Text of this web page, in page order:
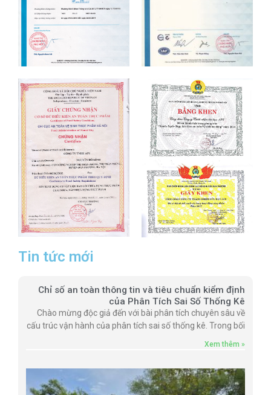
Tin tức mới
Chỉ số an toàn thông tin và tiêu chuẩn kiểm định
của Phân Tích Sai Số Thống Kê
Chào mừng độc giả đến với bài phân tích chuyên sâu về
cấu trúc vận hành của phân tích sai số thống kê. Trong bối
Xem thêm »